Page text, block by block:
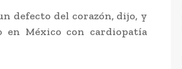
defecto del corazón, dijo, y
en México con cardiopatía